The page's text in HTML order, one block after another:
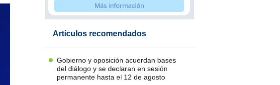
Artículos recomendados
Gobierno y oposición acuerdan bases
del diálogo y se declaran en sesión
permanente hasta el 12 de agosto